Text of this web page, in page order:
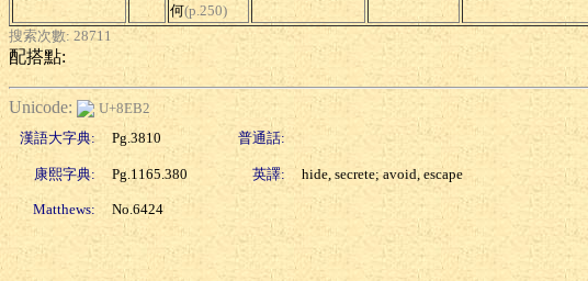
何(p.250)
搜索次數: 28711
配搭點:
Unicode:
U+8EB2
漢語大字典:
Pg.3810 普通話:
康熙字典: Pg.1165.380 英譯: hide, secrete; avoid, escape
Matthews: No.6424